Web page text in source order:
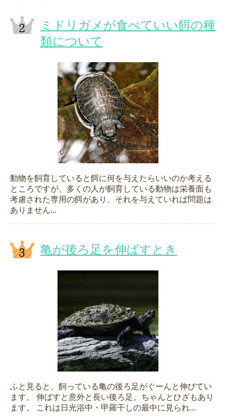
ミドリガメが食べていい餌の種
類について
動物を飼育していると餌に何を与えたらいいのか考える
ところですが、多くの人が飼育している動物は栄養面も
考慮された専用の餌があり、それを与えていれば問題は
ありません...
亀が後ろ足を伸ばすとき
ふと見ると、飼っている亀の後ろ足がぐーんと伸びてい
ます。 伸ばすと意外と長い後ろ足。ちゃんとひざもあり
ます。 これは日光浴中・甲羅干しの最中に見られ...